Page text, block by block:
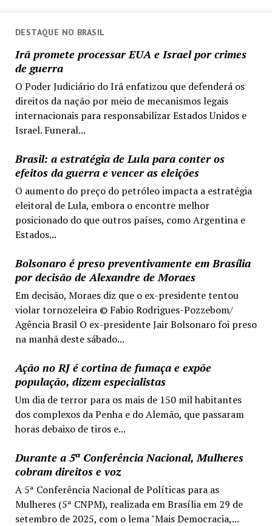
DESTAQUE NO BRASIL
Irã promete processar EUA e Israel por crimes
de guerra
O Poder Judiciário do Irã enfatizou que defenderá os
direitos da nação por meio de mecanismos legais
internacionais para responsabilizar Estados Unidos e
Israel. Funeral...
Brasil: a estratégia de Lula para conter os
efeitos da guerra e vencer as eleições
O aumento do preço do petróleo impacta a estratégia
eleitoral de Lula, embora o encontre melhor
posicionado do que outros países, como Argentina e
Estados...
Bolsonaro é preso preventivamente em Brasília
por decisão de Alexandre de Moraes
Em decisão, Moraes diz que o ex-presidente tentou
violar tornozeleira © Fabio Rodrigues-Pozzebom/
Agência Brasil O ex-presidente Jair Bolsonaro foi preso
na manhã deste sábado...
Ação no RJ é cortina de fumaça e expõe
população, dizem especialistas
Um dia de terror para os mais de 150 mil habitantes
dos complexos da Penha e do Alemão, que passaram
horas debaixo de tiros e...
Durante a 5ª Conferência Nacional, Mulheres
cobram direitos e voz
A 5ª Conferência Nacional de Políticas para as
Mulheres (5ª CNPM), realizada em Brasília em 29 de
setembro de 2025, com o lema "Mais Democracia,...